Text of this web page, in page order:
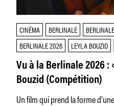
CINÉMA BERLINALE
BERLINALE 2026
LEYLA BOUZID
Vu à la Berlinale 2026 :
Bouzid (Compétition)
Un film qui prend la forme